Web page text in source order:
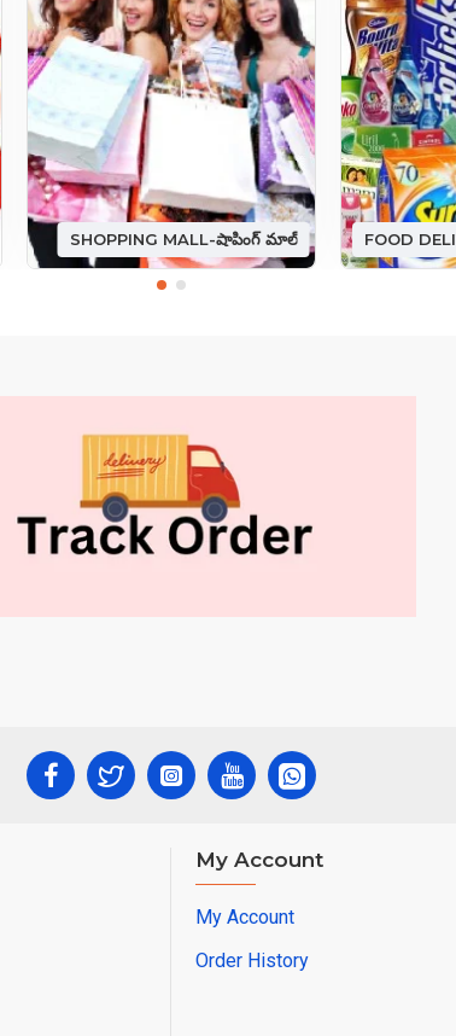
SHOPPING MALL-షాపింగ్ మాల్
My Account
My Account
Order History